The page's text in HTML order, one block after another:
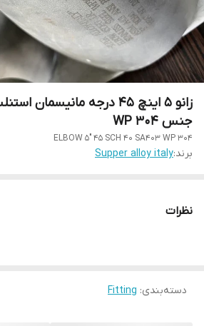
جنس WP 304
ELBOW 5" 45 SCH 40 SA403 WP 304
برند:Supper alloy italy
نظرات
دسته‌بندی:
Fitting